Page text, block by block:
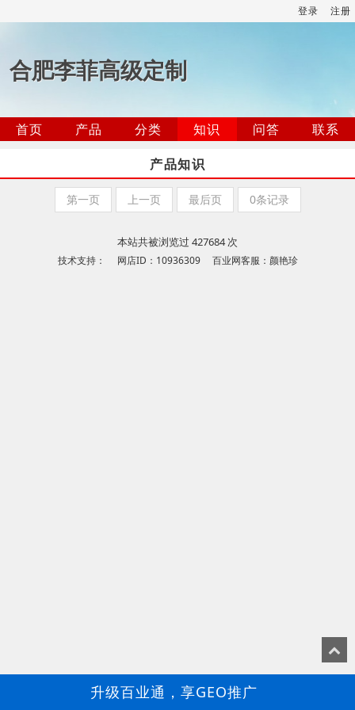
登录 注册
合肥李菲高级定制
首页 产品 分类 知识 问答
联系
产品知识
第一页 上一页 最后页 0条记录
本站共被浏览过 427684 次
技术支持： 网店ID：10936309 百业网客服：颜艳珍
升级百业通，享GEO推广